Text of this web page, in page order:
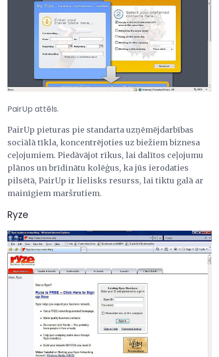
PairUp attēls.
PairUp pieturas pie standarta uzņēmējdarbības
sociālā tīkla, koncentrējoties uz biežiem biznesa
ceļojumiem. Piedāvājot rīkus, lai dalītos ceļojumu
plānos un brīdinātu kolēģus, ka jūs ierodaties
pilsētā, PairUp ir lielisks resurss, lai tiktu galā ar
mainīgiem maršrutiem.
Ryze